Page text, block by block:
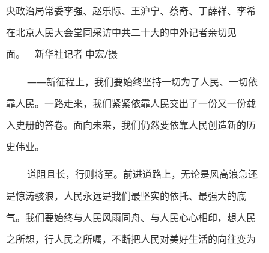
央政治局常委李强、赵乐际、王沪宁、蔡奇、丁薛祥、李希
在北京人民大会堂同采访中共二十大的中外记者亲切见
面。 新华社记者 申宏/摄
——新征程上，我们要始终坚持一切为了人民、一切依
靠人民。一路走来，我们紧紧依靠人民交出了一份又一份载
入史册的答卷。面向未来，我们仍然要依靠人民创造新的历
史伟业。
道阻且长，行则将至。前进道路上，无论是风高浪急还
是惊涛骇浪，人民永远是我们最坚实的依托、最强大的底
气。我们要始终与人民风雨同舟、与人民心心相印，想人民
之所想，行人民之所嘱，不断把人民对美好生活的向往变为